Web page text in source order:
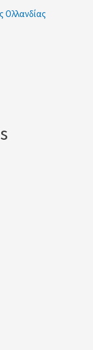
Ολλανδίας